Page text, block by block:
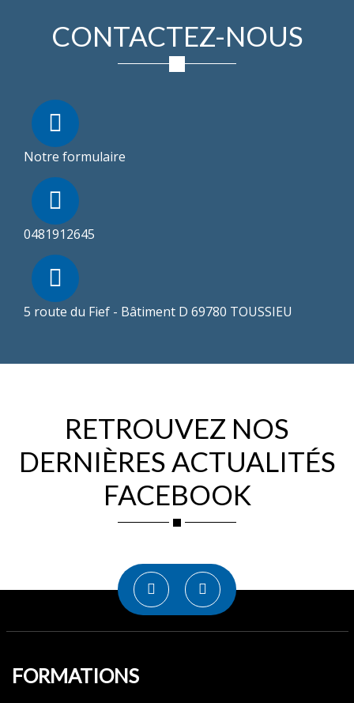
CONTACTEZ-NOUS
Notre formulaire
0481912645
5 route du Fief - Bâtiment D 69780 TOUSSIEU
RETROUVEZ NOS
DERNIÈRES ACTUALITÉS
FACEBOOK
FORMATIONS